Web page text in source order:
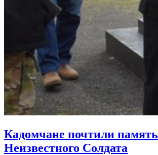
Кадомчане почтили память
Неизвестного Солдата